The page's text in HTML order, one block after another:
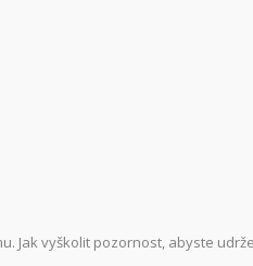
Jak vyškolit pozornost, abyste